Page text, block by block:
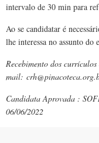
intervalo de 30 min para
Ao se candidatar é
lhe interessa no assunto do
Recebimento dos
mail:
Candidata Aprovada :
06/06/2022